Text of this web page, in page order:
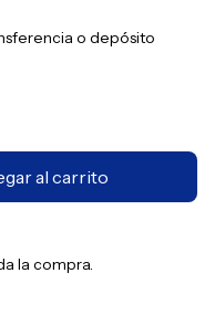
o depósito
la compra.